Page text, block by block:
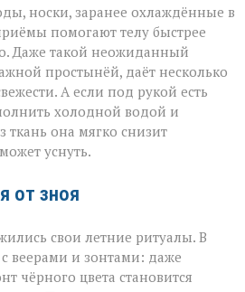
носки, заранее охлаждённые в
помогают телу быстрее
Даже такой неожиданный
простынёй, даёт несколько
А если под рукой есть
холодной водой и
ткань она мягко снизит
уснуть.
от зноя
свои летние ритуалы. В
веерами и зонтами: даже
чёрного цвета становится